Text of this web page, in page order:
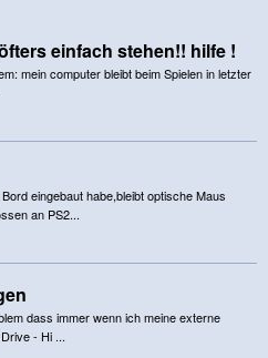
einfach stehen!! hilfe !
mein computer bleibt beim Spielen in letzter
eingebaut habe,bleibt optische Maus
an PS2...
dass immer wenn ich meine externe
- Hi ...